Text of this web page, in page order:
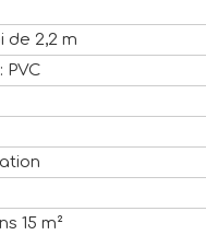
de 2,2 m
PVC
15 m²